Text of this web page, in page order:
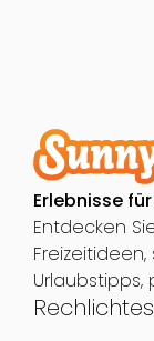
Erlebnisse
Entdecken
Urlaubstipps,
Rechlichtes